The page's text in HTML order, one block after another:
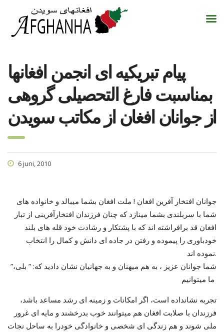
پیام تبریکیه ای انجمن افغانها
بمناسبت فارغ التحصیلی گروهی
از جوانان افغان از مکاتب سویدن
6 juni, 2010
جوانان افتخار آفرین افغان ! ملت افغان بشما میبالد و خانواده های
شما با سربلندی بشما مینازد که چنان فرزندان افتخارآفرینی از تبار
افغان قد برافراشته اند که با پشتکار و رشادت خود قله های بلند
خودباوری را پیموده و رفتن در جاده ای دانش و کمال را انتخاب
نموده اند.
”شما جوانان عزیز ، به هم میهنان و به جهانیان نشان دادید که: ” بلی،
تجربه نشانداده است، اگر امکانات و زمینه ای رشد مساعد باشد،
فرزندان با صلابت افغان هم میتوانند خوب بدرخشند و مایه ای غرور
ملی شوند و هم زندگی ای شخصی و خانوادگی خودرا به ساحل نجات